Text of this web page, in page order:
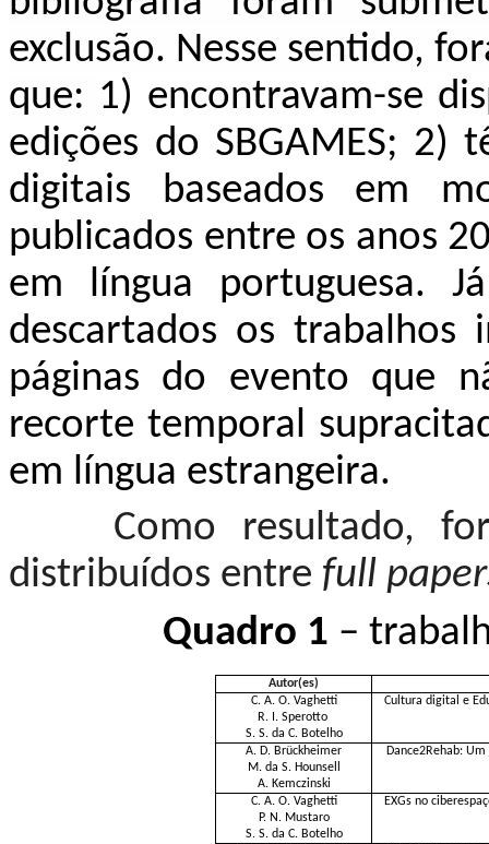
exclusão. Nesse sentido,
que: 1) encontravam-se
edições do SBGAMES; 2)
digitais baseados em
publicados entre os anos
em língua portuguesa.
descartados os trabalhos
páginas do evento que
recorte temporal
em língua estrangeira.
Como resultado,
distribuídos entre full
Quadro 1 –
Autor(es)
C. A. O. Vaghetti
R. I. Sperotto
S. S. da C. Botelho
Cultura digital e
A. D. Brückheimer
M. da S. Hounsell
A. Kemczinski
Dance2Rehab:
C. A. O. Vaghetti
P. N. Mustaro
S. S. da C. Botelho
EXGs no